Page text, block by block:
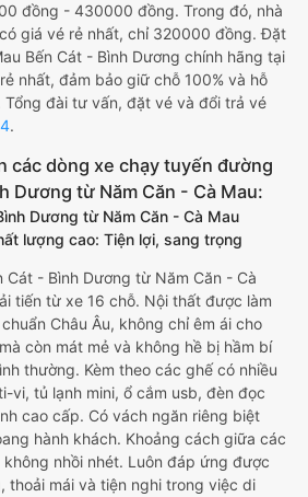
đồng - 430000 đồng. Trong đó, nhà
giá vé rẻ nhất, chỉ 320000 đồng. Đặt
Bến Cát - Bình Dương chính hãng tại
nhất, đảm bảo giữ chỗ 100% và hỗ
đài tư vấn, đặt vé và đổi trả vé
.
các dòng xe chạy tuyến đường
Dương từ Năm Căn - Cà Mau:
Dương từ Năm Căn - Cà Mau
lượng cao: Tiện lợi, sang trọng
Cát - Bình Dương từ Năm Căn - Cà
tiến từ xe 16 chỗ. Nội thất được làm
Châu Âu, không chỉ êm ái cho
còn mát mẻ và không hề bị hầm bí
thường. Kèm theo các ghế có nhiều
vi, tủ lạnh mini, ổ cắm usb, đèn đọc
cao cấp. Có vách ngăn riêng biệt
hành khách. Khoảng cách giữa các
nhồi nhét. Luôn đáp ứng được
thoải mái và tiện nghi trong việc di